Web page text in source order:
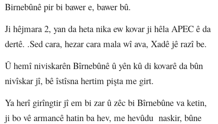
Birnebûnê pir bi bawer e, bawer bû.
Ji hêjmara 2, yan da heta nika ew kovar ji hêla APEC ê da
dertê. .Sed cara, hezar cara mala wî ava, Xadê jê razî be.
Û hemî niviskarên Bîrnebûnê û yên kû di kovarê da bûn
nivîskar jî, bê îstîsna hertim pişta me girt.
Ya herî girîngtir jî em bi zar û zêc bi Bîrnebûne va ketin,
ji bo vê armancê hatin ba hev, me hevûdu naskir, bûne